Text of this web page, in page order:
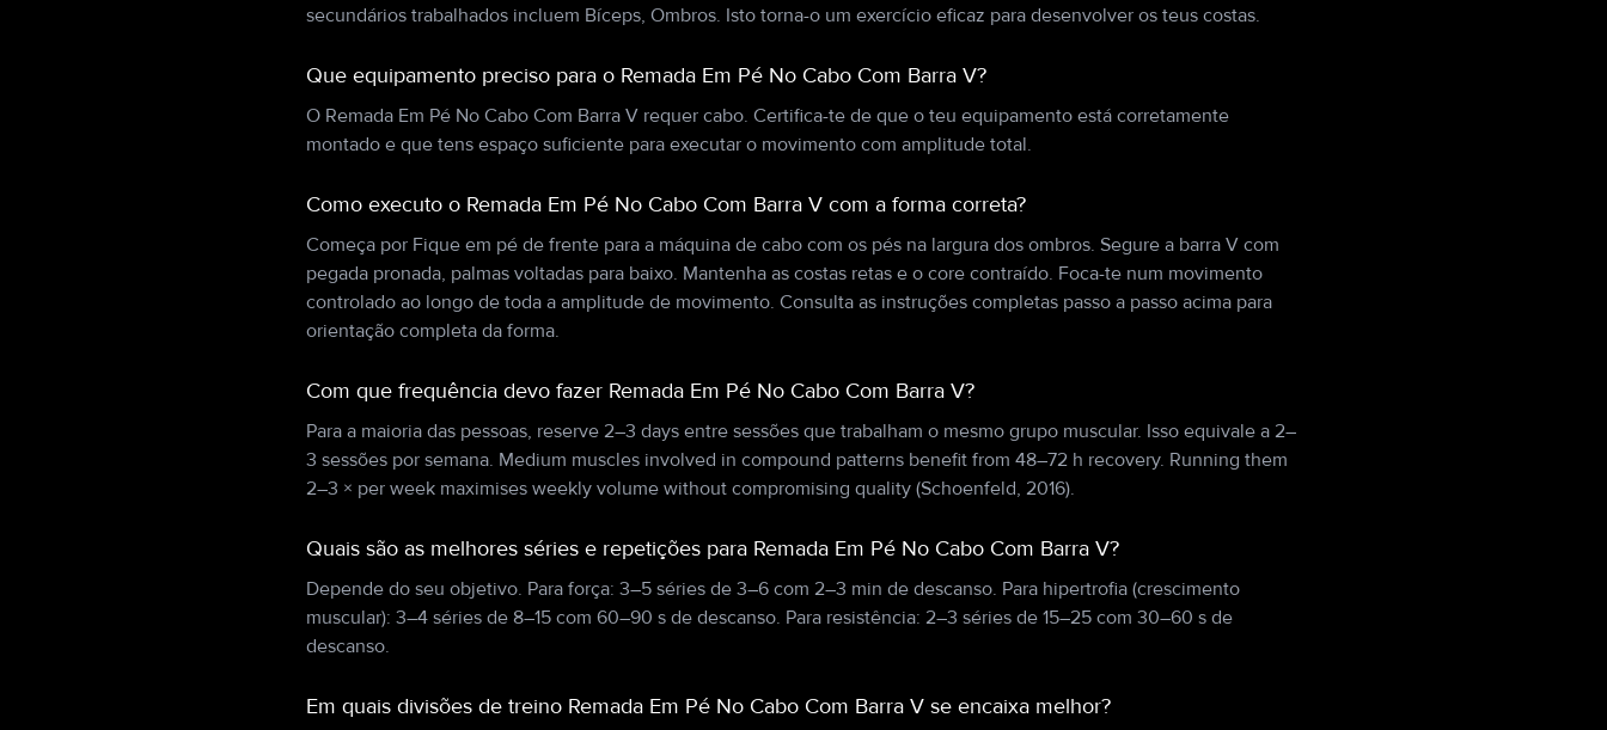
secundários trabalhados incluem Bíceps, Ombros. Isto torna-o um exercício eficaz para desenvolver os teus costas.
Que equipamento preciso para o Remada Em Pé No Cabo Com Barra V?
O Remada Em Pé No Cabo Com Barra V requer cabo. Certifica-te de que o teu equipamento está corretamente
montado e que tens espaço suficiente para executar o movimento com amplitude total.
Como executo o Remada Em Pé No Cabo Com Barra V com a forma correta?
Começa por Fique em pé de frente para a máquina de cabo com os pés na largura dos ombros. Segure a barra V com
pegada pronada, palmas voltadas para baixo. Mantenha as costas retas e o core contraído. Foca-te num movimento
controlado ao longo de toda a amplitude de movimento. Consulta as instruções completas passo a passo acima para
orientação completa da forma.
Com que frequência devo fazer Remada Em Pé No Cabo Com Barra V?
Para a maioria das pessoas, reserve 2–3 days entre sessões que trabalham o mesmo grupo muscular. Isso equivale a 2–
3 sessões por semana. Medium muscles involved in compound patterns benefit from 48–72 h recovery. Running them
2–3 × per week maximises weekly volume without compromising quality (Schoenfeld, 2016).
Quais são as melhores séries e repetições para Remada Em Pé No Cabo Com Barra V?
Depende do seu objetivo. Para força: 3–5 séries de 3–6 com 2–3 min de descanso. Para hipertrofia (crescimento
muscular): 3–4 séries de 8–15 com 60–90 s de descanso. Para resistência: 2–3 séries de 15–25 com 30–60 s de
descanso.
Em quais divisões de treino Remada Em Pé No Cabo Com Barra V se encaixa melhor?